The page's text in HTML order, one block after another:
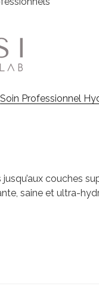
Soin Professionnel
couches
saine et ultra-